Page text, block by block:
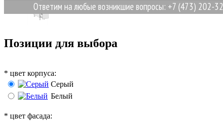
Ответим на любые возникшие вопросы: +7 (473) 202-32-
Позиции для выбора
* цвет корпуса:
Серый
Белый
* цвет фасада: